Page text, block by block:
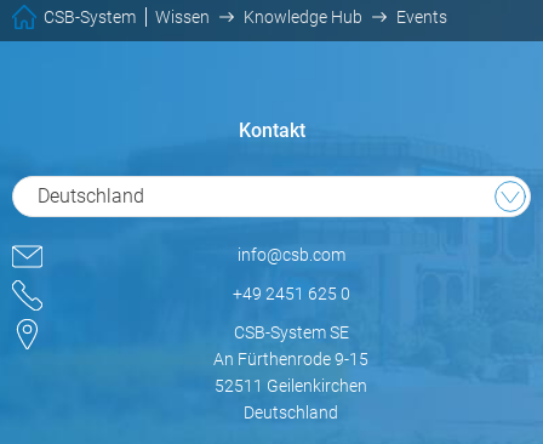
CSB-System Wissen Knowledge Hub Events
Kontakt
Deutschland
info@csb.com
+49 2451 625 0
CSB-System SE
An Fürthenrode 9-15
52511 Geilenkirchen
Deutschland